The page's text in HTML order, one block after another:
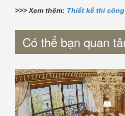
>>> Xem thêm: Thiết kế thi
Có thể bạn quan